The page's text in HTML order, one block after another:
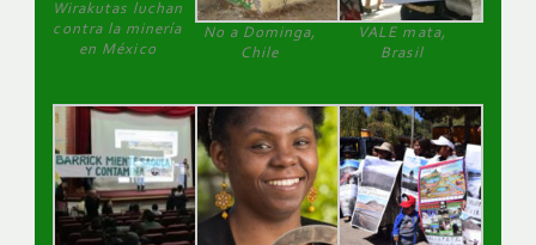
Wirakutas luchan
contra la minería
en México
No a Dominga,
Chile
VALE mata,
Brasil